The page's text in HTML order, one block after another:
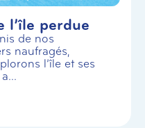
l’île perdue
de nos
naufragés,
l’île et ses